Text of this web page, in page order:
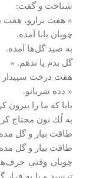
شناخت و گفت:
« هفت برارو، هفت
چوپان بابا آمده.
به صيد گل‌ها آمده.
گل بدم يا ندهم. »
هفت درخت سپيدار
« دده شربانو.
بابا كه ما را بيرون
به لُك نون محتاج
طاقت بيار و گل
طاقت بيار و گل
چوپان وقتي
ترسيد و پا به